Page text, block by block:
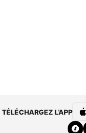
TÉLÉCHARGEZ L’APP